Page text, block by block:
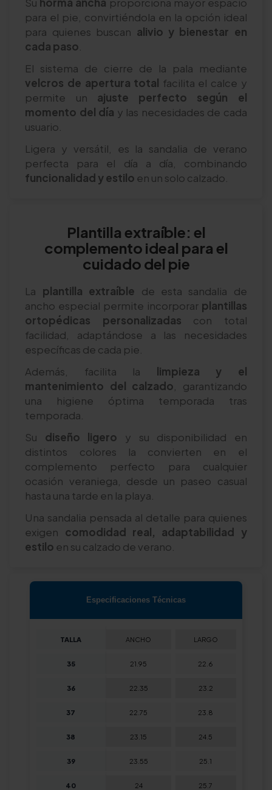
para el pie, convirtiéndola en la opción ideal
para quienes buscan alivio y bienestar en
cada paso
El sistema de cierre de la pala mediante
velcros de apertura total facilita el calce y
permite un ajuste perfecto según el
momento del día y las necesidades de cada
usuario.
Ligera y versátil, es la sandalia de verano
perfecta para el día a día, combinando
funcionalidad y estilo en un solo calzado.
Plantilla extraíble: el
complemento ideal para el
cuidado del pie
La plantilla extraíble de esta sandalia de
ancho especial permite incorporar plantillas
ortopédicas personalizadas con total
facilidad, adaptándose a las necesidades
específicas de cada pie.
Además, facilita la limpieza y el
mantenimiento del calzado , garantizando
una higiene óptima temporada tras
temporada.
Su diseño ligero y su disponibilidad en
distintos colores la convierten en el
complemento perfecto para cualquier
ocasión veraniega, desde un paseo casual
hasta una tarde en la playa.
Una sandalia pensada al detalle para quienes
exigen comodidad real, adaptabilidad y
estilo en su calzado de verano.
Especificaciones Técnicas
TALLA ANCHO LARGO
35 21.95 22.6
36 22.35 23.2
37 22.75 23.8
38 23.15 24.5
39 23.55 25.1
40 24 25.7